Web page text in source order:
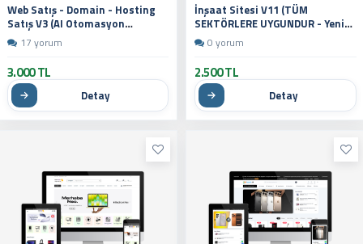
Web Satış - Domain - Hosting
Satış V3 (AI Otomasyon
Destekli)
17 yorum
3.000 TL
Detay
İnşaat Sitesi V11 (TÜM
SEKTÖRLERE UYGUNDUR - Yeni
Dil Sistemli)
0 yorum
2.500 TL
Detay